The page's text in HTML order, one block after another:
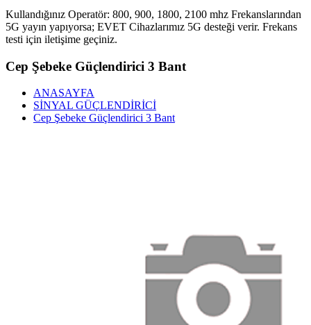
Kullandığınız Operatör: 800, 900, 1800, 2100 mhz Frekanslarından
5G yayın yapıyorsa; EVET Cihazlarımız 5G desteği verir. Frekans
testi için iletişime geçiniz.
Cep Şebeke Güçlendirici 3 Bant
ANASAYFA
SİNYAL GÜÇLENDİRİCİ
Cep Şebeke Güçlendirici 3 Bant